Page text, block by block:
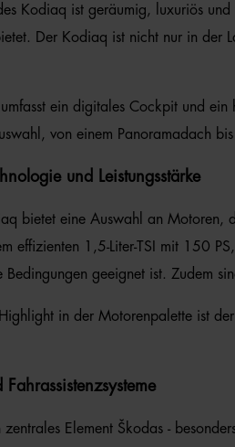
Kodiaq ist geräumig, luxuriös
Der Kodiaq ist nicht nur in der
umfasst ein digitales Cockpit und
von einem Panoramadach
und Leistungsstärke
bietet eine Auswahl an Motoren,
effizienten 1,5-Liter-TSI mit 150
Bedingungen geeignet ist. Zudem
in der Motorenpalette ist
zentrales Element Škodas -